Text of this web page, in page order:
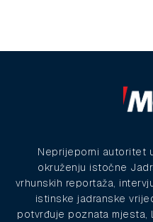
Neprijeporni autoritet
okruženju istočne
vrhunskih reportaža,
istinske jadranske
potvrđuje poznata